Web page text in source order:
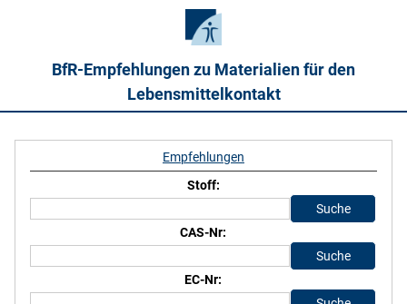
BfR-Empfehlungen zu Materialien für den
Lebensmittelkontakt
Empfehlungen
Stoff:
CAS-Nr:
EC-Nr: